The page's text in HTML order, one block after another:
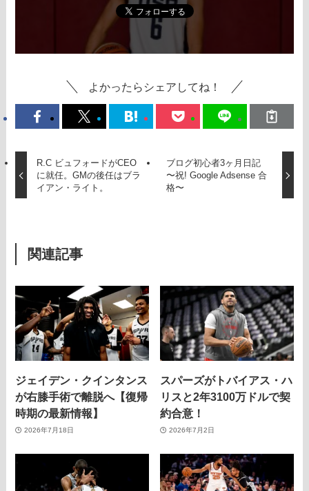
よかったらシェアしてね！
R.C ビュフォードがCEO
に就任。GMの後任はブラ
イアン・ライト。
ブログ初心者3ヶ月日記
〜祝! Google Adsense 合
格〜
関連記事
ジェイデン・クインタンス
が右膝手術で離脱へ【復帰
時期の最新情報】
2026年7月18日
スパーズがトバイアス・ハ
リスと2年3100万ドルで契
約合意！
2026年7月2日